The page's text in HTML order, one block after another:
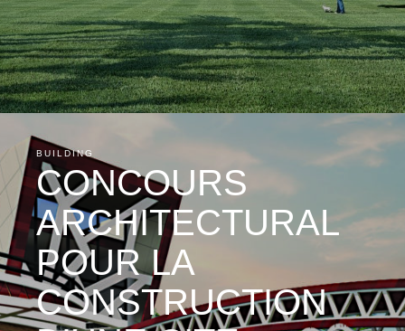
BUILDING
CONCOURS
ARCHITECTURAL
POUR LA
CONSTRUCTION